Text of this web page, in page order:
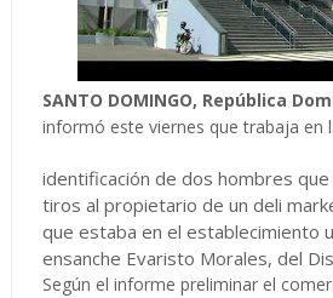
SANTO DOMINGO, República
informó este viernes que trabaja en
identificación de dos hombres
tiros al propietario de un deli
que estaba en el establecimiento
ensanche Evaristo Morales, del
Según el informe preliminar el